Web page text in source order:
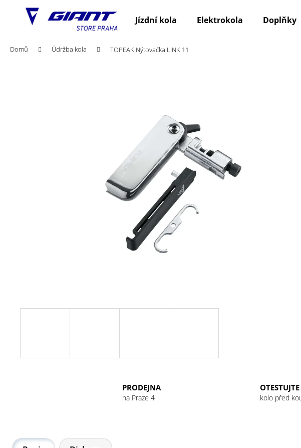
Jízdní kola Elektrokola Doplňky
Domů Údržba kola TOPEAK Nýtovačka LINK 11
PRODEJNA
na Praze 4
OTESTUJTE
kolo před
obchodu
obchodu
GU ENERGY GEL 32G CHOCOLATE